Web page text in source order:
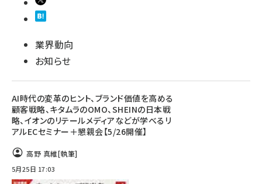
業界動向
お知らせ
AI時代の変革のヒント、ブランド価値を高める
顧客戦略、キタムラのOMO、SHEINの日本戦
略、イオンのリテールメディアなどが学べるリ
アルECセミナー＋懇親会【5/26開催】
高野 真維[執筆]
5月25日 17:03